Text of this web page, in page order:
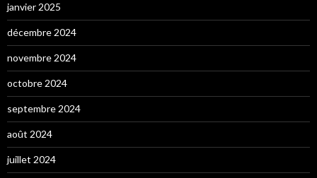
janvier 2025
décembre 2024
novembre 2024
octobre 2024
septembre 2024
août 2024
juillet 2024